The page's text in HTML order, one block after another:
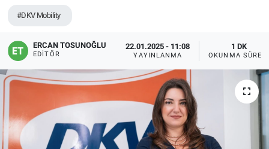
#DKV Mobility
ERCAN TOSUNOĞLU
EDITÖR
22.01.2025 - 11:08
YAYINLANMA
1 DK
OKUNMA SÜRESI